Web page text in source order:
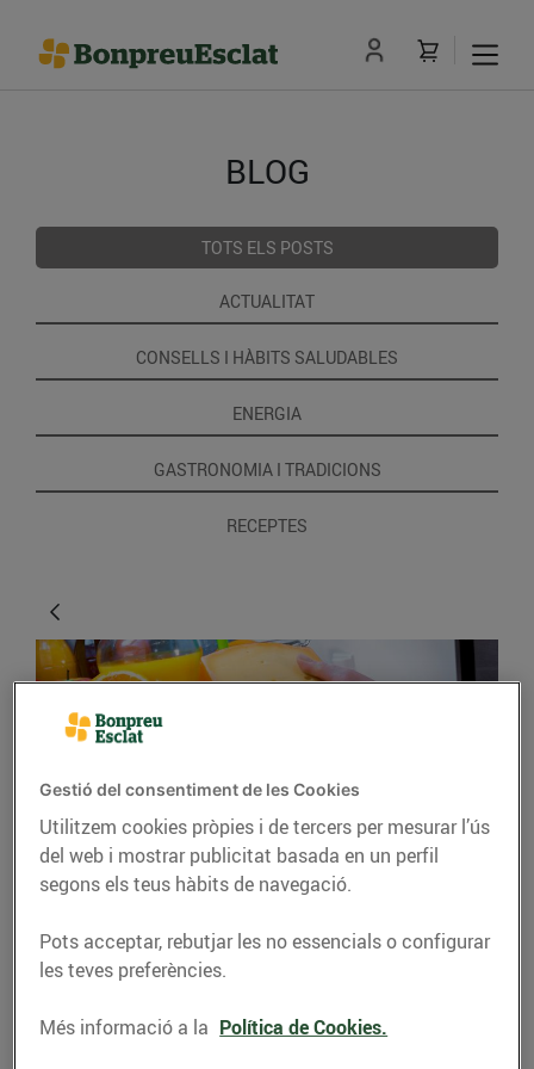
BLOG
TOTS ELS POSTS
ACTUALITAT
CONSELLS I HÀBITS SALUDABLES
ENERGIA
GASTRONOMIA I TRADICIONS
RECEPTES
CONSELLS I HÀBITS SALUDABLES
Com tenir la nevera
ben endreçada
Gestió del consentiment de les Cookies
Utilitzem cookies pròpies i de tercers per mesurar l’ús
del web i mostrar publicitat basada en un perfil
segons els teus hàbits de navegació.
Pots acceptar, rebutjar les no essencials o configurar
les teves preferències.
Més informació a la Política de Cookies.